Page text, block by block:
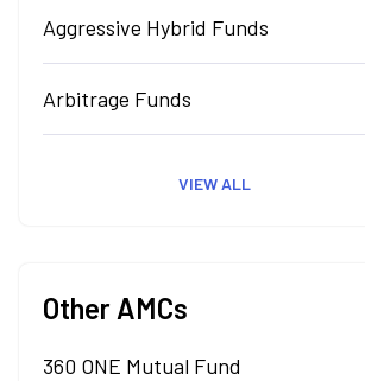
Aggressive Hybrid Funds
Arbitrage Funds
VIEW ALL
Other AMCs
360 ONE Mutual Fund